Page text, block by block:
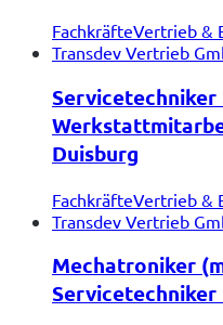
FachkräfteVertrieb &
Transdev Vertrieb
Duisburg
FachkräfteVertrieb &
Transdev Vertrieb
Mechatroniker